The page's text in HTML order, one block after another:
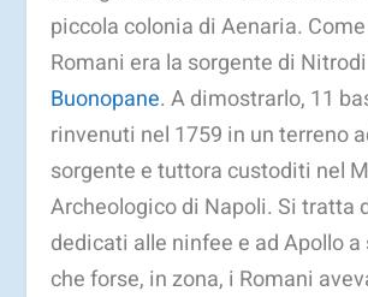
piccola colonia di Aenaria.
Romani era la sorgente di
Buonopane. A dimostrarlo, 11
rinvenuti nel 1759 in un terreno
sorgente e tuttora custoditi nel
Archeologico di Napoli. Si tratta
dedicati alle ninfee e ad Apollo
che forse, in zona, i Romani